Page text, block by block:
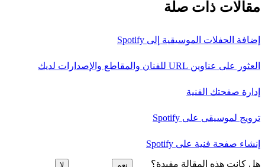
مقالات ذات صلة
إضافة الحفلات الموسيقية إلى Spotify
العثور على عناوين URL للفنان والمقاطع والإصدارات لديك
إدارة صفحتك الفنية
ترويج لموسيقى على Spotify
إنشاء صفحة فنية على Spotify
هل كانت هذه المقالة مفيدة؟ نعم لا